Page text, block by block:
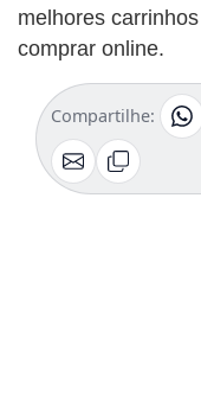
melhores
comprar online.
Compartilhe: